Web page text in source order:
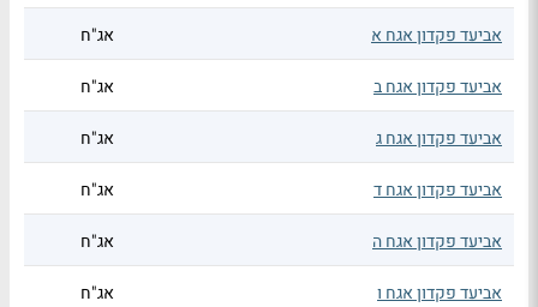
אביעד פקדון אגח א
אג"ח
אביעד פקדון אגח ב אג"ח
אביעד פקדון אגח ג אג"ח
אביעד פקדון אגח ד אג"ח
אביעד פקדון אגח ה אג"ח
אביעד פקדון אגח ו אג"ח